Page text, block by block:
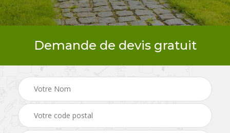
Demande de devis gratuit